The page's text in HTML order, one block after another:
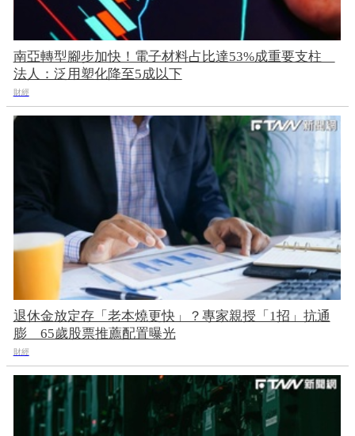
南亞轉型腳步加快！電子材料占比達53%成重要支柱
法人：泛用塑化降至5成以下
財經
退休金放定存「老本燒更快」？專家親授「1招」抗通
膨 65歲股票推薦配置曝光
財經